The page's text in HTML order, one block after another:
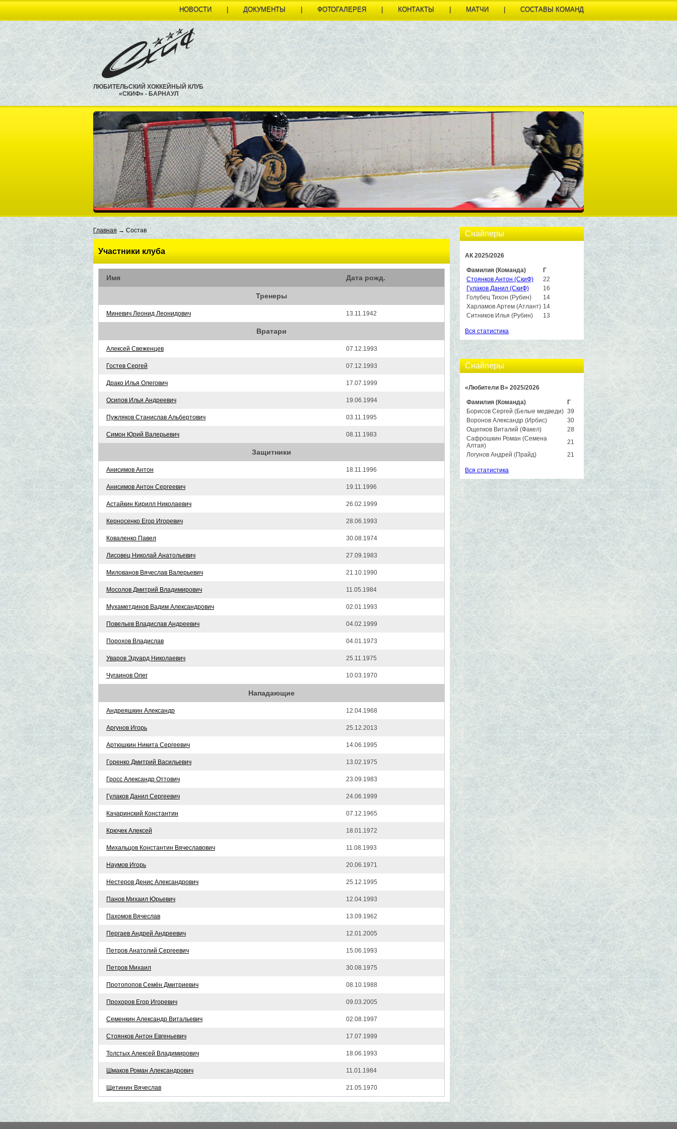
НОВОСТИ | ДОКУМЕНТЫ | ФОТОГАЛЕРЕЯ | КОНТАКТЫ | МАТЧИ | СОСТАВЫ КОМАНД
ЛЮБИТЕЛЬСКИЙ ХОККЕЙНЫЙ КЛУБ
«СКИФ» - БАРНАУЛ
Снайперы
АК 2025/2026
Фамилия (Команда)
Г
Стоянков Антон (СкиФ)
22
Гулаков Данил (СкиФ)
16
Голубец Тихон (Рубин)
14
Харламов Артем (Атлант) 14
Ситников Илья (Рубин)
13
Вся статистика
Снайперы
«Любители B» 2025/2026
Фамилия (Команда)
Г
Борисов Сергей (Белые медведи) 39
Воронов Александр (Ирбис)
30
Ощепков Виталий (Факел)
28
Сафрошкин Роман (Семена
Алтая)
21
Логунов Андрей (Прайд)
21
Вся статистика
Главная → Состав
Участники клуба
Имя Дата рожд.
Тренеры
Миневич Леонид Леонидович 13.11.1942
Вратари
Алексей Свеженцев 07.12.1993
Гостев Сергей 07.12.1993
Драко Илья Олегович 17.07.1999
Осипов Илья Андреевич 19.06.1994
Пужляков Станислав Альбертович 03.11.1995
Симон Юрий Валерьевич 08.11.1983
Защитники
Анисимов Антон 18.11.1996
Анисимов Антон Сергеевич 19.11.1996
Астайкин Кирилл Николаевич 26.02.1999
Керносенко Егор Игоревич 28.06.1993
Коваленко Павел 30.08.1974
Лисовец Николай Анатольевич 27.09.1983
Милованов Вячеслав Валерьевич 21.10.1990
Мосолов Дмитрий Владимирович 11.05.1984
Мухаметдинов Вадим Александрович 02.01.1993
Повельев Владислав Андреевич 04.02.1999
Порохов Владислав 04.01.1973
Уваров Эдуард Николаевич 25.11.1975
Чугаинов Олег 10.03.1970
Нападающие
Андреяшкин Александр 12.04.1968
Аргунов Игорь 25.12.2013
Артюшкин Никита Сергеевич 14.06.1995
Горенко Дмитрий Васильевич 13.02.1975
Гросс Александр Оттович 23.09.1983
Гулаков Данил Сергеевич 24.06.1999
Качаринский Константин 07.12.1965
Крючек Алексей 18.01.1972
Михальцов Константин Вячеславович 11.08.1993
Наумов Игорь 20.06.1971
Нестеров Денис Александрович 25.12.1995
Панов Михаил Юрьевич 12.04.1993
Пахомов Вячеслав 13.09.1962
Пергаев Андрей Андреевич 12.01.2005
Петров Анатолий Сергеевич 15.06.1993
Петров Михаил 30.08.1975
Протопопов Семён Дмитриевич 08.10.1988
Прохоров Егор Игоревич 09.03.2005
Семенкин Александр Витальевич 02.08.1997
Стоянков Антон Евгеньевич 17.07.1999
Толстых Алексей Владимирович 18.06.1993
Шмаков Роман Александрович 11.01.1984
Щетинин Вячеслав 21.05.1970